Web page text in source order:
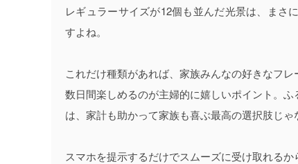
レギュラーサイズが12個も並んだ光景は、まさ
すよね。
これだけ種類があれば、家族みんなの好きなフ
数日間楽しめるのが主婦的に嬉しいポイント。
は、家計も助かって家族も喜ぶ最高の選択肢じゃ
スマホを提示するだけでスムーズに受け取れる